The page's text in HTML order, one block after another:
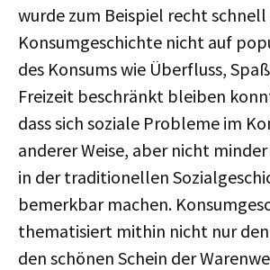
wurde zum Beispiel recht
Konsumgeschichte nicht auf
des Konsums wie Überfluss,
Freizeit beschränkt bleiben
dass sich soziale Probleme im
anderer Weise, aber nicht
in der traditionellen
bemerkbar machen.
thematisiert mithin nicht nur
den schönen Schein der